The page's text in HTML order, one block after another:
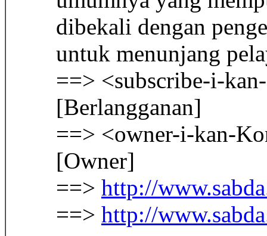
dibekali dengan
untuk menunjang
==> <subscribe-i-
[Berlangganan]
==> <owner-i-kan-
[Owner]
==> http://
==> http://